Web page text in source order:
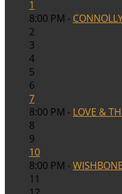
1
8:00 PM -
2
3
4
5
6
7
8:00 PM - LOVE &
8
9
10
8:00 PM -
11